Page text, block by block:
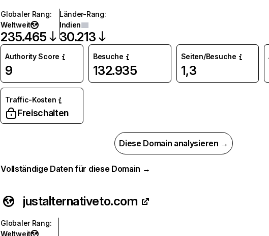
Globaler Rang:
Weltweit
235.465
Länder-Rang:
Indien
30.213
Authority Score
9
Besuche
132.935
Seiten/Besuche
1,3
Traffic-Kosten
Freischalten
Diese Domain analysieren →
Vollständige Daten für diese Domain →
justalternativeto.com
Globaler Rang:
Weltweit